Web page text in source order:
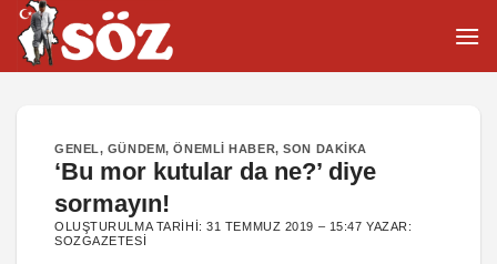
İçeriğe
atla
GENEL, GÜNDEM,ÖNEMLI HABER,SON DAKIKA
‘Bu mor kutular da ne?’ diye
sormayın!
OLUŞTURULMA TARIHI:31 TEMMUZ 2019 – 15:47 YAZAR:
SOZGAZETESI